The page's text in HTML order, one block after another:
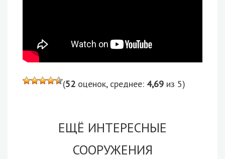
(52 оценок, среднее: 4,69 из 5)
ЕЩЁ ИНТЕРЕСНЫЕ
СООРУЖЕНИЯ